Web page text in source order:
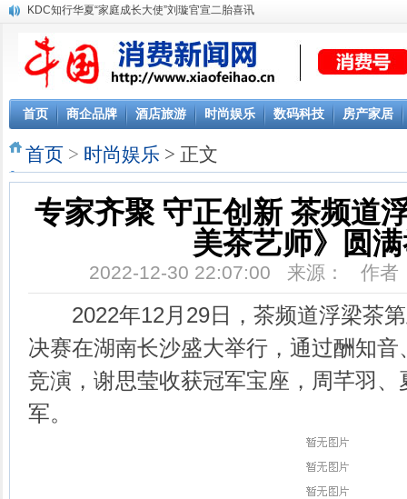
KDC知行华夏“家庭成长大使”刘璇官宣二胎喜讯
首页 商企品牌 酒店旅游 时尚娱乐 数码科技 房产家居
首页 > 时尚娱乐 > 正文
专家齐聚 守正创新 茶频道
美茶艺师》圆
2022-12-30 22:07:00 来源： 作
2022年12月29日，茶频道浮梁茶第
决赛在湖南长沙盛大举行，通过酬知
竞演，谢思莹收获冠军宝座，周芊羽
军。